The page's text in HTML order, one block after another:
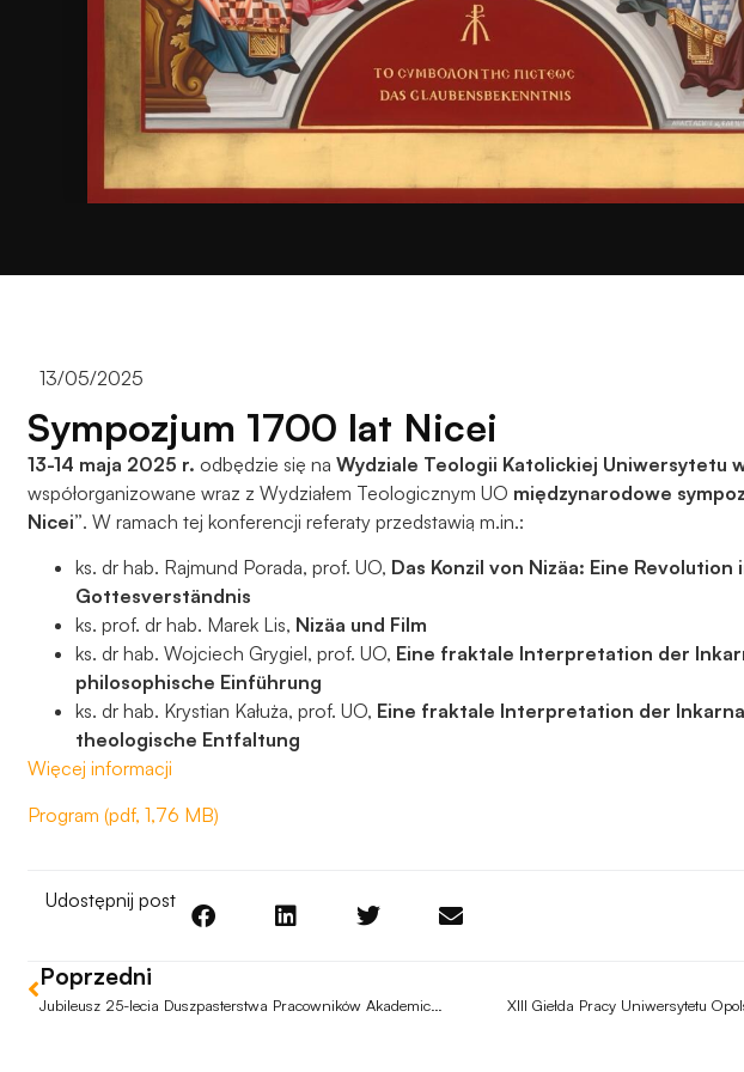
13/05/2025
Sympozjum 1700 lat Nicei
13-14 maja 2025 r. odbędzie się na Wydziale Teologii Katolickiej Uniwersytetu
współorganizowane wraz z Wydziałem Teologicznym UO międzynarodowe
Nicei”. W ramach tej konferencji referaty przedstawią m.in.:
ks. dr hab. Rajmund Porada, prof. UO, Das Konzil von Nizäa: Eine Revolution
Gottesverständnis
ks. prof. dr hab. Marek Lis, Nizäa und Film
ks. dr hab. Wojciech Grygiel, prof. UO, Eine fraktale Interpretation der
philosophische Einführung
ks. dr hab. Krystian Kałuża, prof. UO, Eine fraktale Interpretation der
theologische Entfaltung
Więcej informacji
Program (pdf, 1,76 MB)
Udostępnij post
Poprzedni
XIII Giełda Pracy Uniwersytetu
Aby nasza
działała jak
podczas
przejścia na nią.
niektóre funkcje
swoje
zainteresowania i
odwiedzania naszej
zobaczenie
spersonalizowanych